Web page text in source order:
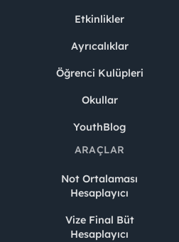
Etkinlikler
Ayrıcalıklar
Öğrenci Kulüpleri
Okullar
YouthBlog
ARAÇLAR
Not Ortalaması
Hesaplayıcı
Vize Final Büt
Hesaplayıcı